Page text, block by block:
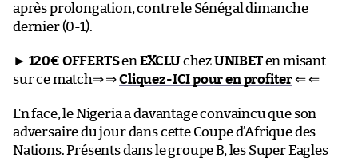
après prolongation, contre le Sénégal dimanche
dernier (0-1).
► 120€ OFFERTSen EXCLUchezUNIBETen misant
sur ce match⇒ ⇒Cliquez-ICI pour en profiter⇐ ⇐
En face, le Nigeria a davantage convaincu que son
adversaire du jour dans cette Coupe d’Afrique des
Nations. Présents dans le groupe B, les Super Eagles